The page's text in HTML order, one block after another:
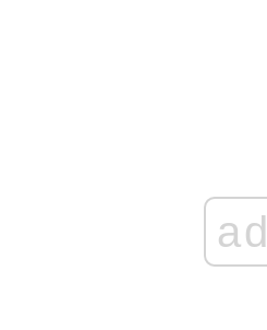
ad